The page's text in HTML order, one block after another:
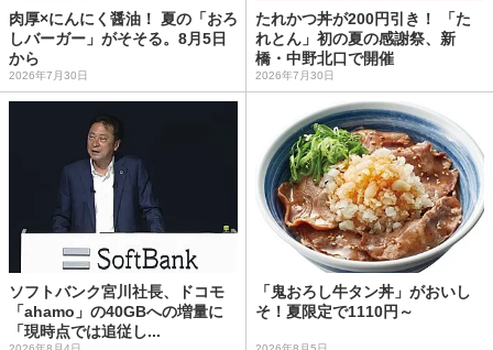
肉厚×にんにく醤油！ 夏の「おろ
しバーガー」がそそる。8月5日
から
2026年7月30日
たれかつ丼が200円引き！ 「た
れとん」初の夏の感謝祭、新
橋・中野北口で開催
2026年7月30日
ソフトバンク宮川社長、ドコモ
「ahamo」の40GBへの増量に
「現時点では追従し...
「鬼おろし牛タン丼」がおいし
そ！夏限定で1110円～